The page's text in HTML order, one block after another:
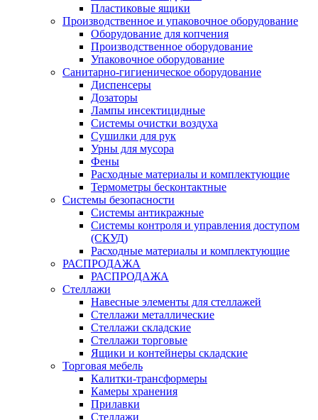
Пластиковые ящики
Производственное и упаковочное оборудование
Оборудование для копчения
Производственное оборудование
Упаковочное оборудование
Санитарно-гигиеническое оборудование
Диспенсеры
Дозаторы
Лампы инсектицидные
Системы очистки воздуха
Сушилки для рук
Урны для мусора
Фены
Расходные материалы и комплектующие
Термометры бесконтактные
Системы безопасности
Системы антикражные
Системы контроля и управления доступом
(СКУД)
Расходные материалы и комплектующие
РАСПРОДАЖА
РАСПРОДАЖА
Стеллажи
Навесные элементы для стеллажей
Стеллажи металлические
Стеллажи складские
Стеллажи торговые
Ящики и контейнеры складские
Торговая мебель
Калитки-трансформеры
Камеры хранения
Прилавки
Стеллажи